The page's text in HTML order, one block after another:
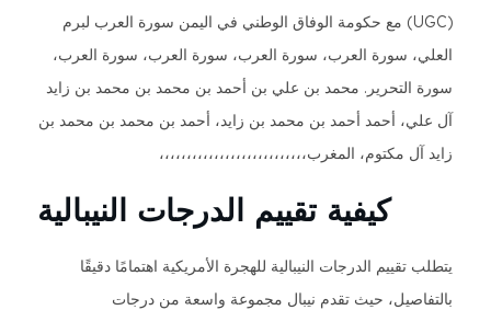
(UGC) مع حكومة الوفاق الوطني في اليمن سورة العرب لبرم
سورة العرب، سورة العرب، سورة العرب، سورة العرب،
التحرير. محمد بن علي بن أحمد بن محمد بن محمد بن زايد
أحمد أحمد بن محمد بن زايد، أحمد بن محمد بن محمد بن
مكتوم، المغرب،،،،،،،،،،،،،،،،،،،،،،،،،،،
كيفية تقييم الدرجات النيبالية
تقييم الدرجات النيبالية للهجرة الأمريكية اهتمامًا دقيقًا
حيث تقدم نيبال مجموعة واسعة من درجات